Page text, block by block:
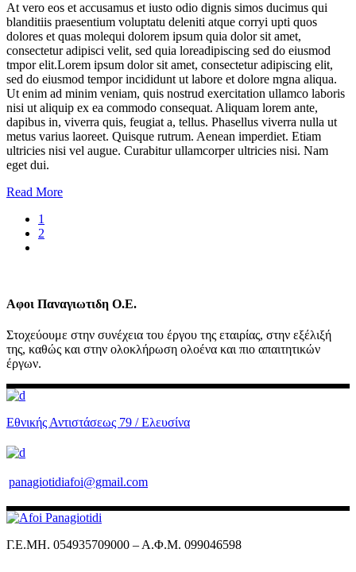
At vero eos et accusamus et iusto odio dignis simos ducimus qui
blanditiis praesentium voluptatu deleniti atque corryi upti quos
dolores et quas molequi dolorem ipsum quia dolor sit amet,
consectetur adipisci velit, sed quia loreadipiscing sed do eiusmod
tmpor elit.Lorem ipsum dolor sit amet, consectetur adipiscing elit,
sed do eiusmod tempor incididunt ut labore et dolore mgna aliqua.
Ut enim ad minim veniam, quis nostrud exercitation ullamco laboris
nisi ut aliquip ex ea commodo consequat. Aliquam lorem ante,
dapibus in, viverra quis, feugiat a, tellus. Phasellus viverra nulla ut
metus varius laoreet. Quisque rutrum. Aenean imperdiet. Etiam
ultricies nisi vel augue. Curabitur ullamcorper ultricies nisi. Nam
eget dui.
Read More
1
2
Αφοι Παναγιωτιδη Ο.Ε.
Στοχεύουμε στην συνέχεια του έργου της εταιρίας, στην εξέλιξή
της, καθώς και στην ολοκλήρωση ολοένα και πιο απαιτητικών
έργων.
Εθνικής Αντιστάσεως 79 / Ελευσίνα
panagiotidiafoi@gmail.com
Γ.Ε.ΜΗ. 054935709000 – Α.Φ.Μ. 099046598